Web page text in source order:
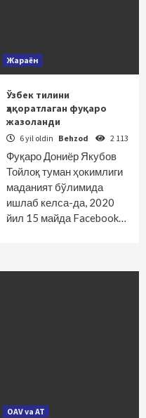
Жараён
Ўзбек тилини
ҳақоратлаган фуқаро
жазоланди
6 yil oldin Behzod 2 113
Фуқаро Дониёр Якубов
Тойлоқ туман ҳокимлиги
маданият бўлимида
ишлаб келса-да, 2020
йил 15 майда Facebook…
OAV va AT